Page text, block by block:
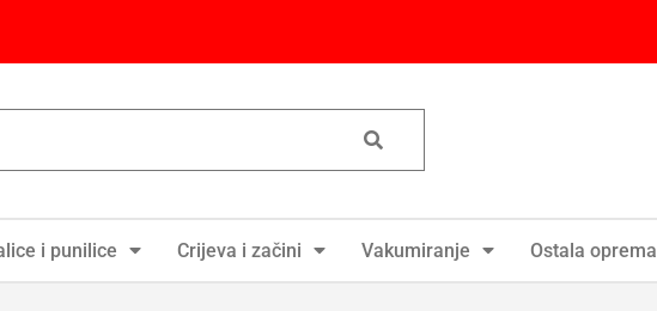
i punilice Crijeva i začini Vakumiranje Ostala oprema